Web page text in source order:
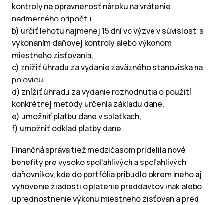
kontroly na oprávnenosť nároku na vrátenie
nadmerného odpočtu,
b) určiť lehotu najmenej 15 dní vo výzve v súvislosti s
vykonaním daňovej kontroly alebo výkonom
miestneho zisťovania,
c) znížiť úhradu za vydanie záväzného stanoviska na
polovicu,
d) znížiť úhradu za vydanie rozhodnutia o použití
konkrétnej metódy určenia základu dane,
e) umožniť platbu dane v splátkach,
f) umožniť odklad platby dane.
Finančná správa tiež medzičasom pridelila nové
benefity pre vysoko spoľahlivých a spoľahlivých
daňovníkov, kde do portfólia pribudlo okrem iného aj
vyhovenie žiadosti o platenie preddavkov inak alebo
uprednostnenie výkonu miestneho zisťovania pred